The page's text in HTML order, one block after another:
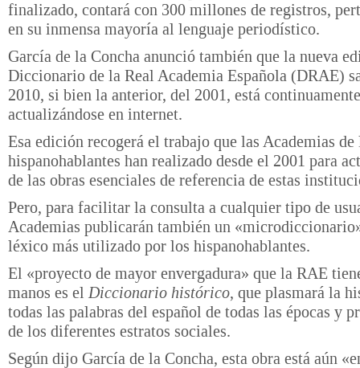
finalizado, contará con 300 millones de registros,
en su inmensa mayoría al lenguaje periodístico.
García de la Concha anunció también que la nueva
Diccionario de la Real Academia Española (DRAE)
2010, si bien la anterior, del 2001, está continuamente
actualizándose en internet.
Esa edición recogerá el trabajo que las Academias de
hispanohablantes han realizado desde el 2001 para
de las obras esenciales de referencia de estas
Pero, para facilitar la consulta a cualquier tipo de
Academias publicarán también un
léxico más utilizado por los hispanohablantes.
El «proyecto de mayor envergadura» que la RAE
manos es el Diccionario histórico, que plasmará la
todas las palabras del español de todas las épocas y
de los diferentes estratos sociales.
Según dijo García de la Concha, esta obra está aún